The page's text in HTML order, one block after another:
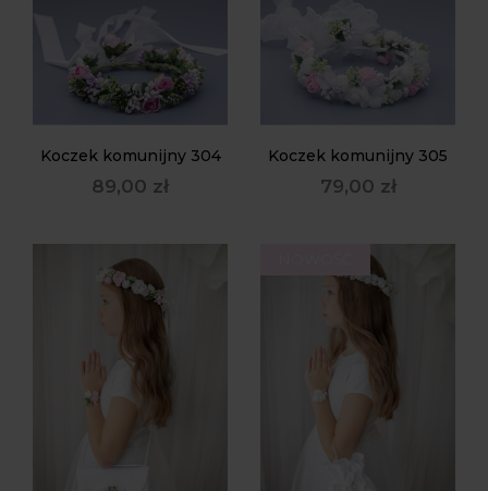
Koczek komunijny 304
89,00 zł
Koczek komunijny 305
79,00 zł